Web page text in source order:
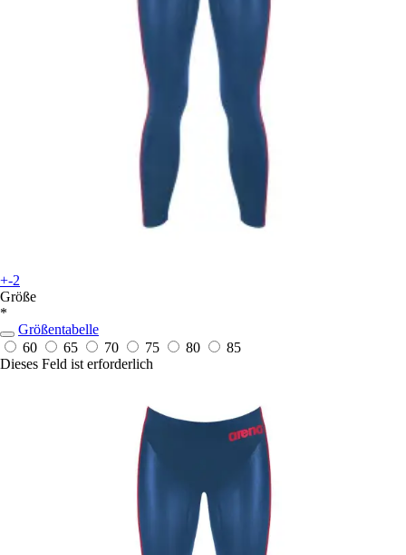
+-2
Größe
*
Größentabelle
60
65 70 75 80
85
Dieses Feld ist erforderlich